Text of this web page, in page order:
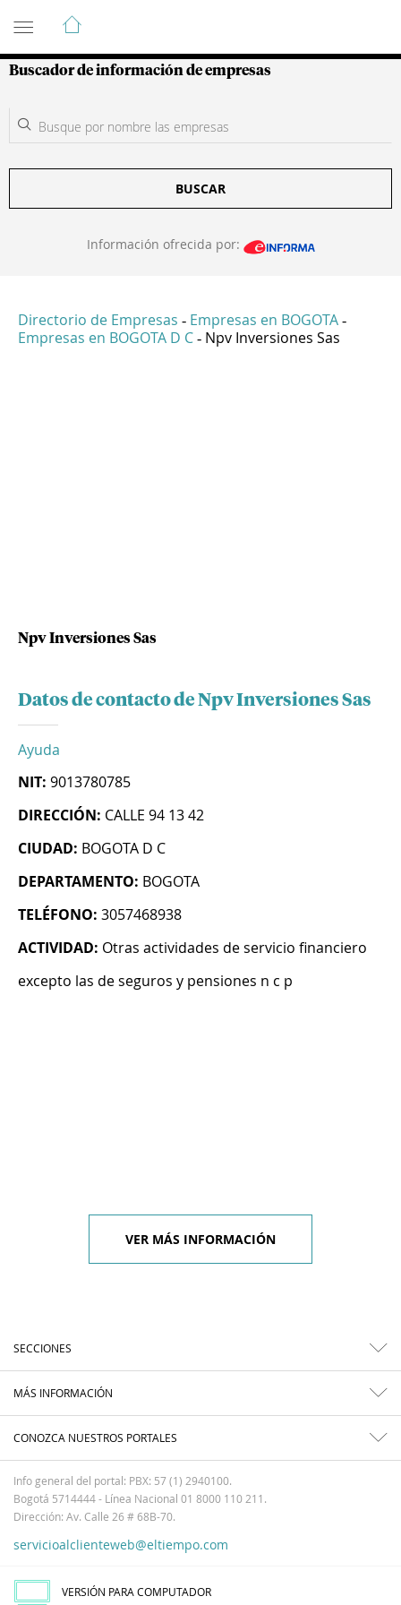
Guía de Empresas Colombianas
Buscador de información de empresas
BUSCAR
Información ofrecida por:
Directorio de Empresas - Empresas en BOGOTA -
Empresas en BOGOTA D C - Npv Inversiones Sas
Npv Inversiones Sas
Datos de contacto de Npv Inversiones Sas
Ayuda
NIT: 9013780785
DIRECCIÓN: CALLE 94 13 42
CIUDAD: BOGOTA D C
DEPARTAMENTO: BOGOTA
TELÉFONO: 3057468938
ACTIVIDAD: Otras actividades de servicio financiero
excepto las de seguros y pensiones n c p
VER MÁS INFORMACIÓN
SECCIONES
MÁS INFORMACIÓN
CONOZCA NUESTROS PORTALES
Info general del portal: PBX: 57 (1) 2940100.
Bogotá 5714444 - Línea Nacional 01 8000 110 211.
Dirección: Av. Calle 26 # 68B-70.
servicioalclienteweb@eltiempo.com
VERSIÓN PARA COMPUTADOR